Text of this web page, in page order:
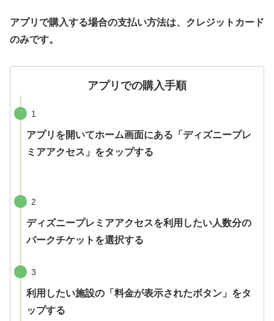
アプリで購入する場合の支払い方法は、クレジットカード
のみです。
アプリでの購入手順
1
アプリを開いてホーム画面にある「ディズニープレ
ミアアクセス」をタップする
2
ディズニープレミアアクセスを利用したい人数分の
パークチケットを選択する
3
利用したい施設の「料金が表示されたボタン」をタ
ップする